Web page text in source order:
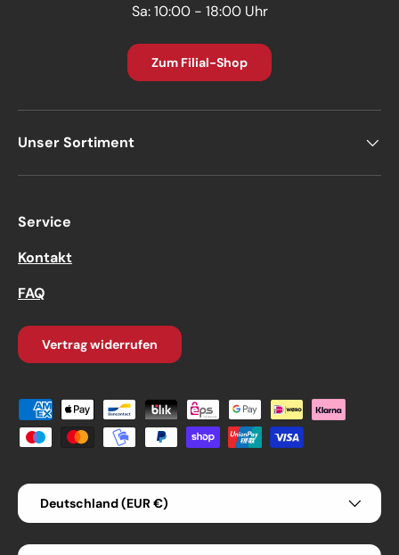
Sa: 10:00 - 18:00 Uhr
Zum Filial-Shop
Unser Sortiment
Service
Kontakt
FAQ
Vertrag widerrufen
Zahlungsmethoden
Land/Region
Deutschland (EUR €)